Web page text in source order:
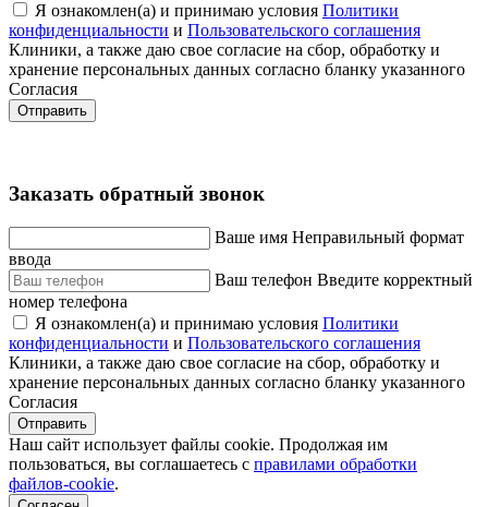
Я ознакомлен(а) и принимаю условия Политики
конфиденциальности и Пользовательского соглашения
Клиники, а также даю свое согласие на сбор, обработку и
хранение персональных данных согласно бланку указанного
Согласия
Отправить
Заказать обратный звонок
Ваше имя Неправильный формат
ввода
Ваш телефон Введите корректный
номер телефона
Я ознакомлен(а) и принимаю условия Политики
конфиденциальности и Пользовательского соглашения
Клиники, а также даю свое согласие на сбор, обработку и
хранение персональных данных согласно бланку указанного
Согласия
Отправить
Наш сайт использует файлы cookie. Продолжая им
пользоваться, вы соглашаетесь c правилами обработки
файлов-cookie.